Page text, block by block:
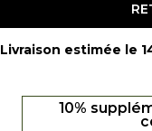
Livraison estimée le
10%